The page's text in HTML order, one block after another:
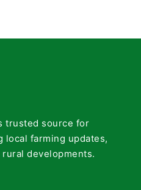
trusted source for
local farming updates,
developments.